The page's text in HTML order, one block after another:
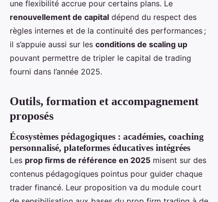
une flexibilité accrue pour certains plans. Le
renouvellement de capital dépend du respect des
règles internes et de la continuité des performances ;
il s’appuie aussi sur les conditions de scaling up
pouvant permettre de tripler le capital de trading
fourni dans l’année 2025.
Outils, formation et accompagnement
proposés
Écosystèmes pédagogiques : académies, coaching
personnalisé, plateformes éducatives intégrées
Les prop firms de référence en 2025 misent sur des
contenus pédagogiques pointus pour guider chaque
trader financé. Leur proposition va du module court